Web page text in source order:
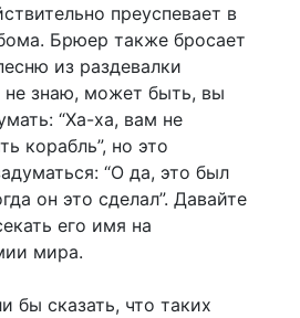
преуспевает в
Брюер также бросает
из раздевалки
не знаю, может быть, вы
“Ха-ха, вам не
корабль”, но это
“О да, это был
он это сделал”. Давайте
его имя на
мира.
бы сказать, что таких